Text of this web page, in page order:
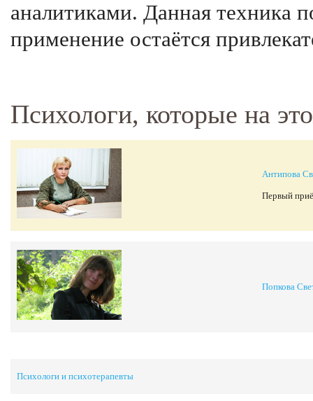
аналитиками. Данная техника
применение остаётся
Психологи, которые на
Антипова
Первый
Попкова
Психологи и психотерапевты